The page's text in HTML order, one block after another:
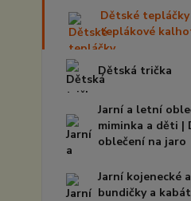
Dětské tepláčky
teplákové
Dětská trička
Jarní a letní
miminka a děti |
oblečení na jaro
Jarní kojenecké
bundičky a